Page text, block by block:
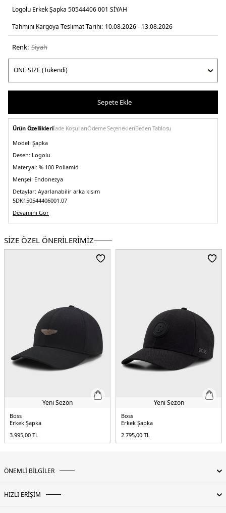
Logolu Erkek Şapka 50544406 001 SİYAH
Tahmini Kargoya Teslimat Tarihi: 10.08.2026 - 13.08.2026
Renk: si̇yah
Sepete Ekle
Ürün Özellikleriİade KoşullarıÖdeme SeçenekleriBeden Tablosu
Model: Şapka
Desen: Logolu
Materyal: % 100 Poliamid
Menşei: Endonezya
Detaylar: Ayarlanabilir arka kısım
5DK150544406001.07
Devamını Gör
SİZE ÖZEL ÖNERİLERİMİZ
Yeni Sezon
Boss
Erkek Şapka
3.995,00 TL
Yeni Sezon
Boss
Erkek Şapka
2.795,00 TL
ÖNEMLİ BİLGİLER
HIZLI ERİŞİM